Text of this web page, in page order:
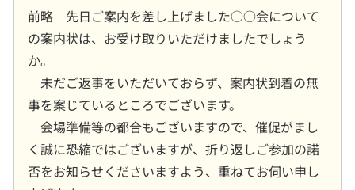
前略 先日ご案内を差し上げました○○会について
の案内状は、お受け取りいただけましたでしょう
か。
未だご返事をいただいておらず、案内状到着の無
事を案じているところでございます。
会場準備等の都合もございますので、催促がまし
く誠に恐縮ではございますが、折り返しご参加の諾
否をお知らせくださいますよう、重ねてお伺い申し